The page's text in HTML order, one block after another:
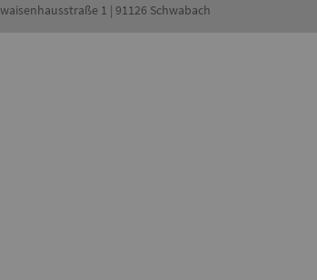
1 | 91126 Schwabach